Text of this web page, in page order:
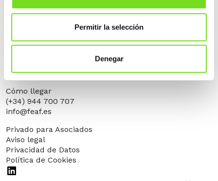
Permitir la selección
Denegar
Alameda Urquijo, 33 – 1D
48008 Bilbao (Bizkaia)
Cómo llegar
(+34) 944 700 707
info@feaf.es
Privado para Asociados
Aviso legal
Privacidad de Datos
Política de Cookies